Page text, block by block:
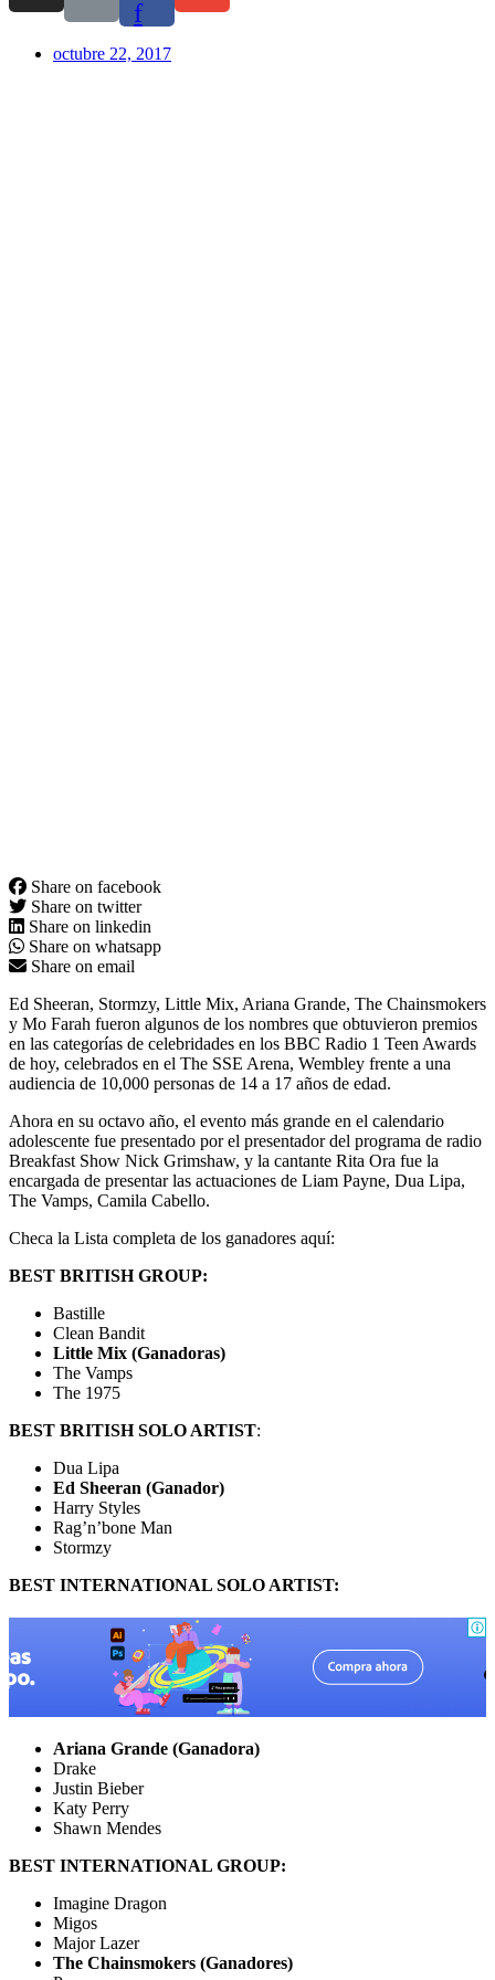
f
octubre 22, 2017
Share on facebook
Share on twitter
Share on linkedin
Share on whatsapp
Share on email
Ed Sheeran, Stormzy, Little Mix, Ariana Grande, The Chainsmokers
y Mo Farah fueron algunos de los nombres que obtuvieron premios
en las categorías de celebridades en los BBC Radio 1 Teen Awards
de hoy, celebrados en el The SSE Arena, Wembley frente a una
audiencia de 10,000 personas de 14 a 17 años de edad.
Ahora en su octavo año, el evento más grande en el calendario
adolescente fue presentado por el presentador del programa de radio
Breakfast Show Nick Grimshaw, y la cantante Rita Ora fue la
encargada de presentar las actuaciones de Liam Payne, Dua Lipa,
The Vamps, Camila Cabello.
Checa la Lista completa de los ganadores aquí:
BEST BRITISH GROUP:
Bastille
Clean Bandit
Little Mix (Ganadoras)
The Vamps
The 1975
BEST BRITISH SOLO ARTIST:
Dua Lipa
Ed Sheeran (Ganador)
Harry Styles
Rag’n’bone Man
Stormzy
BEST INTERNATIONAL SOLO ARTIST:
Ariana Grande (Ganadora)
Drake
Justin Bieber
Katy Perry
Shawn Mendes
BEST INTERNATIONAL GROUP:
Imagine Dragon
Migos
Major Lazer
The Chainsmokers (Ganadores)